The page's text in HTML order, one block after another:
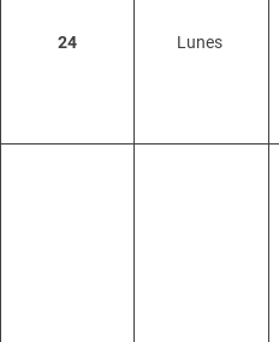
24 Lunes